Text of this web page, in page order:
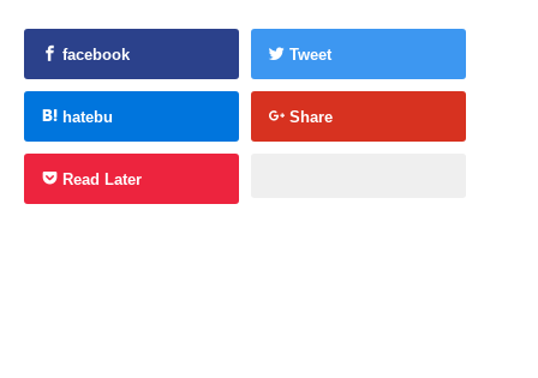
facebook Tweet
hatebu Share
Read Later